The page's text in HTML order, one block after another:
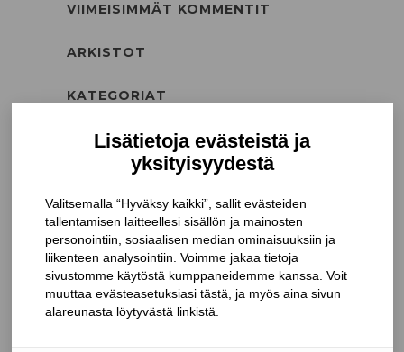
VIIMEISIMMÄT KOMMENTIT
ARKISTOT
KATEGORIAT
Kiinnikkeet
Rakenneruuvit
META
Kirjaudu sisään